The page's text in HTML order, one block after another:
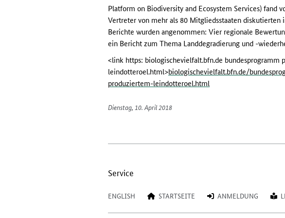
Platform on Biodiversity and Ecosystem Services)
Vertreter von mehr als 80 Mitgliedsstaaten
Berichte wurden angenommen: Vier regionale
ein Bericht zum Thema Landdegradierung und -
<link https: biologischevielfalt.bfn.de
leindotteroel.html>biologischevielfalt.bfn.de/
produziertem-leindotteroel.html
Dienstag, 10. April 2018
Service
ENGLISH STARTSEITE ANMELDUNG